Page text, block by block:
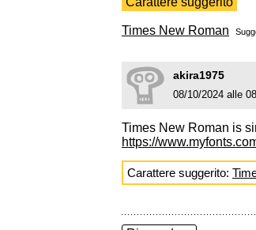
Times New Roman
akira1975
08/10/2024 alle
Times New Roman is
https://
Carattere suggerito: